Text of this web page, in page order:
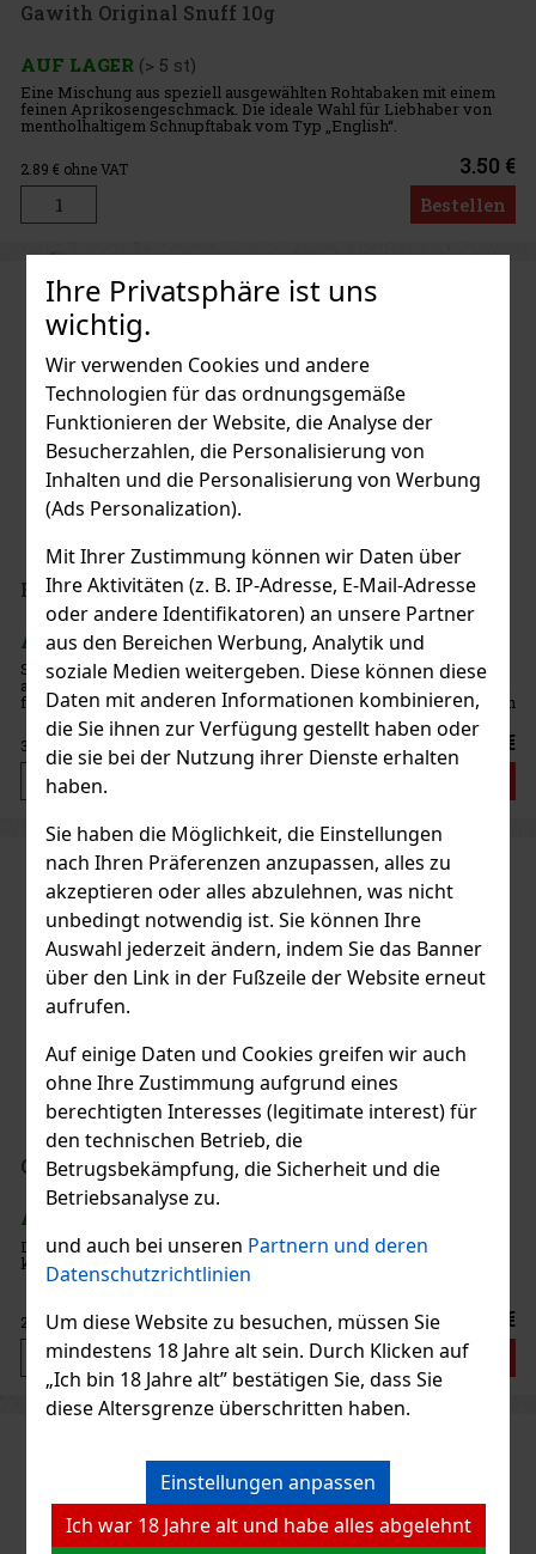
Ihre Privatsphäre ist uns
wichtig.
Wir verwenden Cookies und andere
Technologien für das ordnungsgemäße
Funktionieren der Website, die Analyse der
Besucherzahlen, die Personalisierung von
Inhalten und die Personalisierung von Werbung
(Ads Personalization).
Mit Ihrer Zustimmung können wir Daten über
Ihre Aktivitäten (z. B. IP-Adresse, E-Mail-Adresse
oder andere Identifikatoren) an unsere Partner
aus den Bereichen Werbung, Analytik und
soziale Medien weitergeben. Diese können diese
Daten mit anderen Informationen kombinieren,
die Sie ihnen zur Verfügung gestellt haben oder
die sie bei der Nutzung ihrer Dienste erhalten
haben.
Sie haben die Möglichkeit, die Einstellungen
nach Ihren Präferenzen anzupassen, alles zu
akzeptieren oder alles abzulehnen, was nicht
unbedingt notwendig ist. Sie können Ihre
Auswahl jederzeit ändern, indem Sie das Banner
über den Link in der Fußzeile der Website erneut
aufrufen.
Auf einige Daten und Cookies greifen wir auch
ohne Ihre Zustimmung aufgrund eines
berechtigten Interesses (legitimate interest) für
den technischen Betrieb, die
Betrugsbekämpfung, die Sicherheit und die
Betriebsanalyse zu.
und auch bei unseren Partnern und deren
Datenschutzrichtlinien
Um diese Website zu besuchen, müssen Sie
mindestens 18 Jahre alt sein. Durch Klicken auf
„Ich bin 18 Jahre alt” bestätigen Sie, dass Sie
diese Altersgrenze überschritten haben.
Einstellungen anpassen
Ich war 18 Jahre alt und habe alles abgelehnt
Gawith Original Snuff 10g
AUF LAGER (> 5 st)
Eine Mischung aus speziell ausgewählten Rohtabaken mit einem
feinen Aprikosengeschmack. Die ideale Wahl für Liebhaber von
mentholhaltigem Schnupftabak vom Typ „English“.
2.89 € ohne VAT 3.50 €
Bestellen
Red Bull Strong Snuff 10g
AUF LAGER(> 5 st)
Sehr fein gemahlener Schnupftabak „englischer Art“ mit einem
ausgeprägten Geschmack nach frischem natürlichem Menthol und
fruchtigen, blumigen und würzigen Ölen aus den südlichen Ländern
Europas, hergestellt nach einem original deutschen Rezept.
3.06 3.70 €
Gletscher Prise Snuff 10g
AUF LAGER
Der ideale Schnupftabak, mild und frisch mit seinem einzigartig
komponierten Aroma und kolumbianischem Öl.
2.40 € ohne VAT 2.90 €
Bestellen